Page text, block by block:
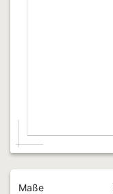
Maße